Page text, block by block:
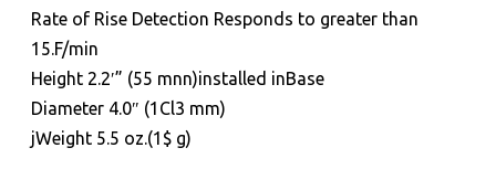
Rate of Rise Detection Responds to greater than
15.F/min
Height 2.2′” (55 mnn)installed inBase
Diameter 4.0″ (1Cl3 mm)
jWeight 5.5 oz.(1$ g)